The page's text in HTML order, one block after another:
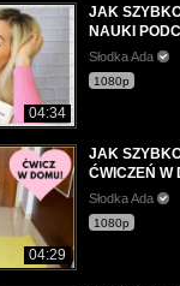
04:34
JAK
NAUKI
Słodka Ada
1080p
04:29
JAK
ĆWICZEŃ W
Słodka Ada
1080p